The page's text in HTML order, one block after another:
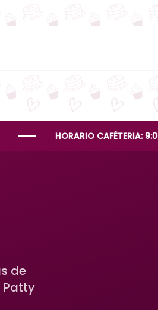
HORARIO CAFÉTERIA: 9:00 - 19:00
de
Patty